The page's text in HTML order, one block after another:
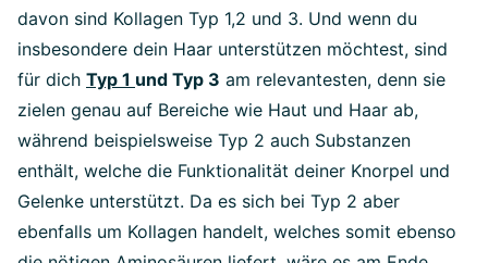
davon sind Kollagen Typ 1,2 und 3. Und wenn du
insbesondere dein Haar unterstützen möchtest, sind
für dich Typ 1 und Typ 3 am relevantesten, denn sie
zielen genau auf Bereiche wie Haut und Haar ab,
während beispielsweise Typ 2 auch Substanzen
enthält, welche die Funktionalität deiner Knorpel und
Gelenke unterstützt. Da es sich bei Typ 2 aber
ebenfalls um Kollagen handelt, welches somit ebenso